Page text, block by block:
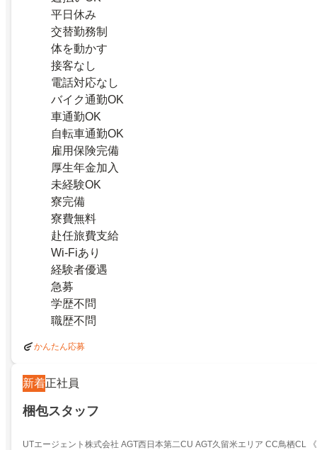
平日休み
交替勤務制
体を動かす
接客なし
電話対応なし
バイク通勤OK
車通勤OK
自転車通勤OK
雇用保険完備
厚生年金加入
未経験OK
寮完備
寮費無料
赴任旅費支給
Wi-Fiあり
経験者優遇
急募
学歴不問
職歴不問
かんたん応募
新着正社員
梱包スタッフ
UTエージェント株式会社 AGT西日本第二CU AGT久留米エリア CC鳥栖CL